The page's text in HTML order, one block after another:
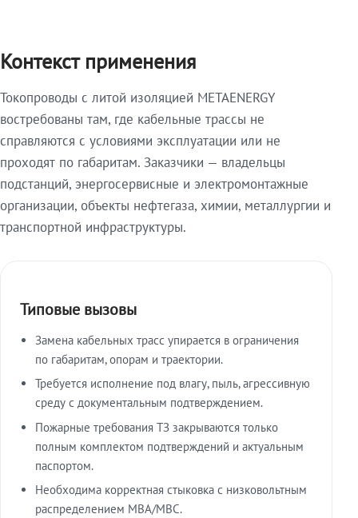
Контекст применения
Токопроводы с литой изоляцией METAENERGY
востребованы там, где кабельные трассы не
справляются с условиями эксплуатации или не
проходят по габаритам. Заказчики — владельцы
подстанций, энергосервисные и электромонтажные
организации, объекты нефтегаза, химии, металлургии и
транспортной инфраструктуры.
Типовые вызовы
Замена кабельных трасс упирается в ограничения
по габаритам, опорам и траектории.
Требуется исполнение под влагу, пыль, агрессивную
среду с документальным подтверждением.
Пожарные требования ТЗ закрываются только
полным комплектом подтверждений и актуальным
паспортом.
Необходима корректная стыковка с низковольтным
распределением МВА/МВС.